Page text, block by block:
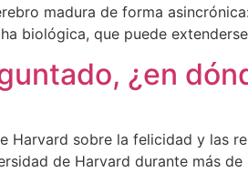
madura de forma
biológica, que puede
¿en
Harvard sobre la felicidad y las
de Harvard durante más